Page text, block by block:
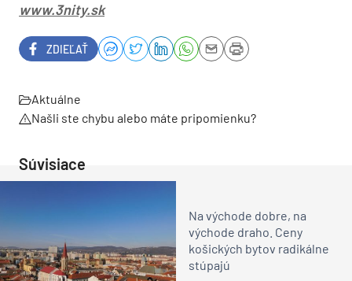
www.3nity.sk
ZDIEĽAŤ
Aktuálne
Našli ste chybu alebo máte pripomienku?
Súvisiace
Na východe dobre, na
východe draho. Ceny
košických bytov radikálne
stúpajú